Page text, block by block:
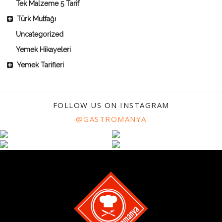
Tek Malzeme 5 Tarif
Türk Mutfağı
Uncategorized
Yemek Hikayeleri
Yemek Tarifleri
FOLLOW US ON INSTAGRAM
@GASTROMANYA